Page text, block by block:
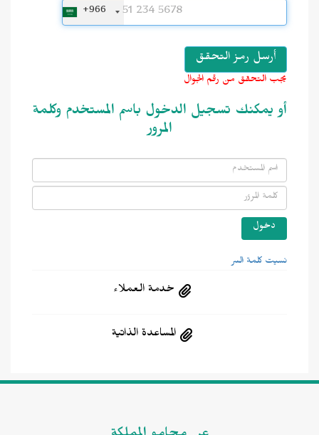
+966
يجب التحقق من رقم الجوال
أو يمكنك تسجيل الدخول باسم المستخدم وكلمة
المرور
نسيت كلمة السر
خدمة العملاء
المساعدة الذاتية